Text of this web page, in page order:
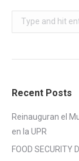
Search:
Recent Posts
Reinauguran el
en la UPR
FOOD SECURITY